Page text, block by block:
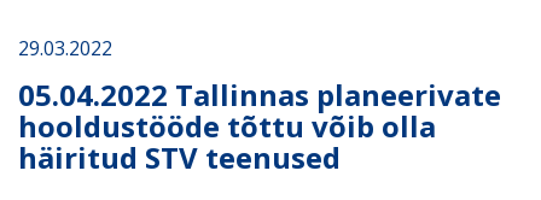
29.03.2022
05.04.2022 Tallinnas planeerivate
hooldustööde tõttu võib olla
häiritud STV teenused